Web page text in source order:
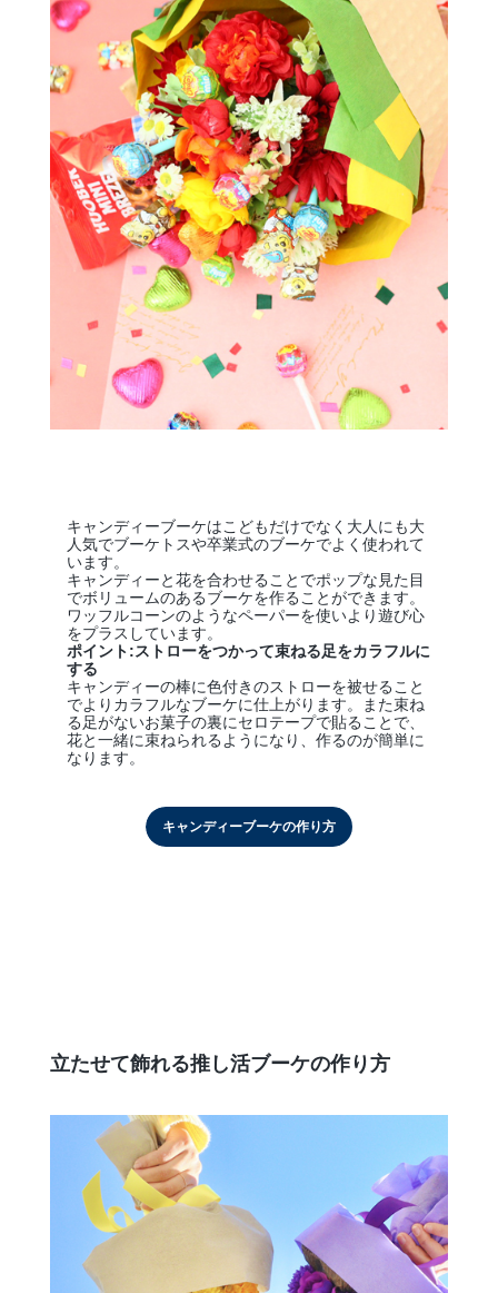
キャンディーブーケはこどもだけでなく大人にも大
人気でブーケトスや卒業式のブーケでよく使われて
います。
キャンディーと花を合わせることでポップな見た目
でボリュームのあるブーケを作ることができます。
ワッフルコーンのようなペーパーを使いより遊び心
をプラスしています。
ポイント:ストローをつかって束ねる足をカラフルに
する
キャンディーの棒に色付きのストローを被せること
でよりカラフルなブーケに仕上がります。また束ね
る足がないお菓子の裏にセロテープで貼ることで、
花と一緒に束ねられるようになり、作るのが簡単に
なります。
キャンディーブーケの作り方
立たせて飾れる推し活ブーケの作り方